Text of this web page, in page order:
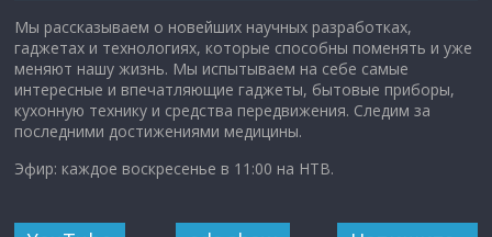
Мы рассказываем о новейших научных разработках,
гаджетах и технологиях, которые способны поменять и уже
меняют нашу жизнь. Мы испытываем на себе самые
интересные и впечатляющие гаджеты, бытовые приборы,
кухонную технику и средства передвижения. Следим за
последними достижениями медицины.
Эфир: каждое воскресенье в 11:00 на НТВ.